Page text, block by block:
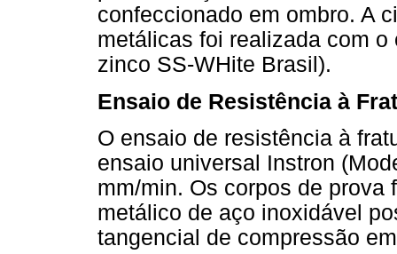
confeccionado em ombro. A
metálicas foi realizada com
zinco SS-WHite Brasil).
Ensaio de Resistência à
O ensaio de resistência à
ensaio universal Instron
mm/min. Os corpos de prova
metálico de aço inoxidável
tangencial de compressão